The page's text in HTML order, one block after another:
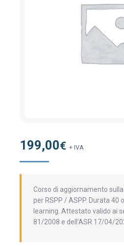
199,00€ + IVA
Corso di aggiornamento
per RSPP / ASPP. Durata 40
learning. Attestato valido ai
81/2008 e dell’ASR 17/04/